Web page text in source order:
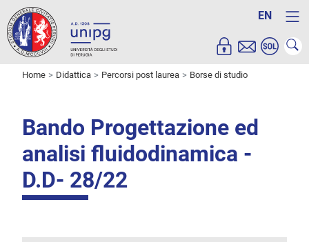
EN
Home Didattica Percorsi post laurea Borse di studio
Bando Progettazione ed
analisi fluidodinamica -
D.D- 28/22